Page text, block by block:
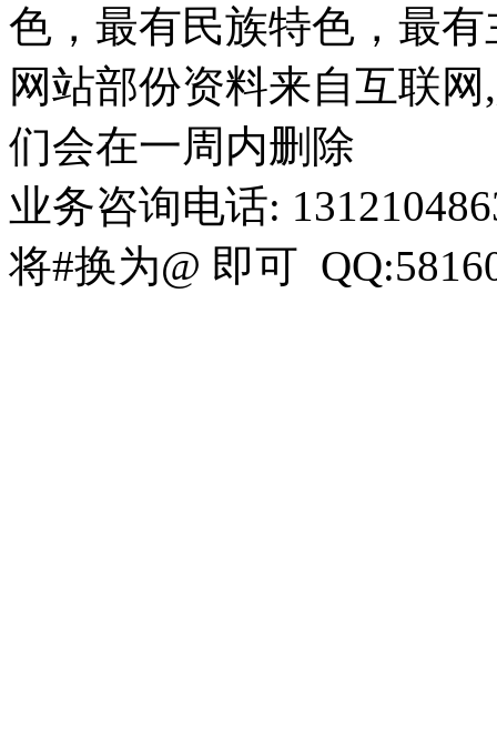
色，最有民族特色，最
网站部份资料来自互联
们会在一周内删除
业务咨询电话:
将#换为@ 即可